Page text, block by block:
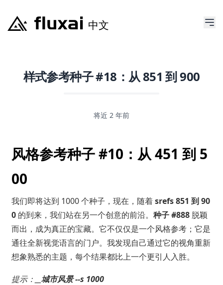
样式参考种子 #18：从 851 到 900
将近 2 年前
风格参考种子 #10：从 451 到 5
00
我们即将达到 1000 个种子，现在，随着srefs 851 到 90
0 的到来，我们站在另一个创意的前沿。 种子 #888 脱颖
而出，成为真正的宝藏。它不仅仅是一个风格参考；它是
通往全新视觉语言的门户。我发现自己通过它的视角重新
想象熟悉的主题，每个结果都比上一个更引人入胜。
提示：__ 城市风景 --s 1000